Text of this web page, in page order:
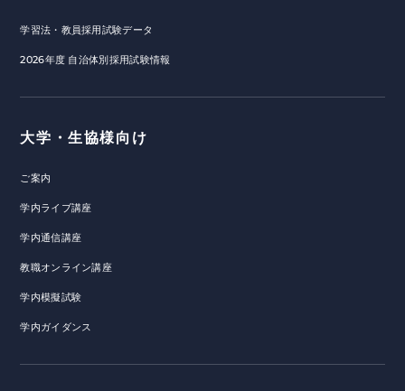
学習法・教員採用試験データ
2026年度 自治体別採用試験情報
大学・生協様向け
ご案内
学内ライブ講座
学内通信講座
教職オンライン講座
学内模擬試験
学内ガイダンス